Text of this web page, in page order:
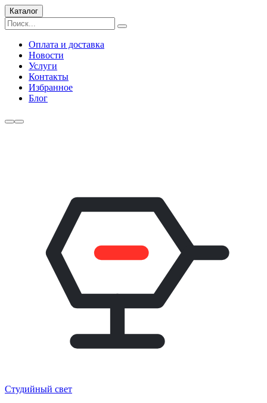
Каталог
Оплата и доставка
Новости
Услуги
Контакты
Избранное
Блог
Студийный свет